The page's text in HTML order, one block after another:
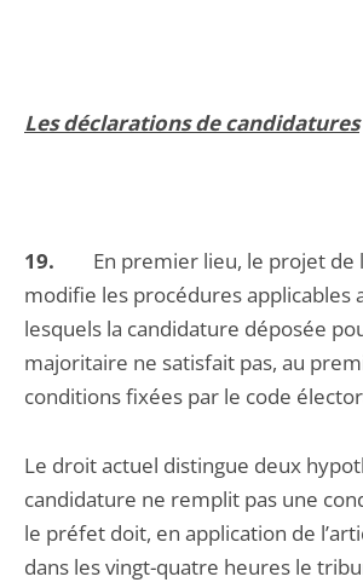
Les déclarations de candidatures
19. En premier lieu, le projet de
modifie les procédures applicables
lesquels la candidature déposée
majoritaire ne satisfait pas, au
conditions fixées par le code
Le droit actuel distingue deux
candidature ne remplit pas une
le préfet doit, en application de
dans les vingt-quatre heures le